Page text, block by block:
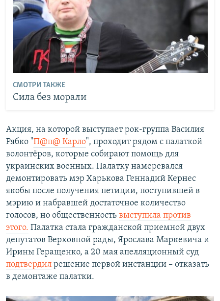
СМОТРИ ТАКЖЕ
Сила без морали
Акция, на которой выступает рок-группа Василия
Рябко "П@п@ Карло", проходит рядом с палаткой
волонтёров, которые собирают помощь для
украинских военных. Палатку намеревался
демонтировать мэр Харькова Геннадий Кернес
якобы после получения петиции, поступившей в
мэрию и набравшей достаточное количество
голосов, но общественность выступила против
этого. Палатка стала гражданской приемной двух
депутатов Верховной рады, Ярослава Маркевича и
Ирины Геращенко, а 20 мая апелляционный суд
подтвердил решение первой инстанции – отказать
в демонтаже палатки.